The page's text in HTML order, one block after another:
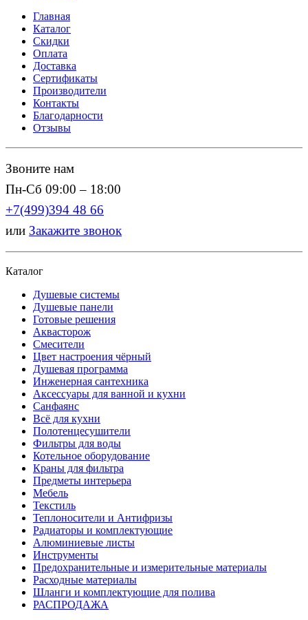
Главная
Каталог
Скидки
Оплата
Доставка
Сертификаты
Производители
Контакты
Благодарности
Отзывы
Звоните нам
Пн-Сб 09:00 – 18:00
+7(499)394 48 66
или Закажите звонок
Каталог
Душевые системы
Душевые панели
Готовые решения
Аквасторож
Смесители
Цвет настроения чёрный
Душевая программа
Инженерная сантехника
Аксессуары для ванной и кухни
Санфаянс
Всё для кухни
Полотенцесушители
Фильтры для воды
Котельное оборудование
Краны для фильтра
Предметы интерьера
Мебель
Текстиль
Теплоносители и Антифризы
Радиаторы и комплектующие
Алюминиевые листы
Инструменты
Предохранительные и измерительные материалы
Расходные материалы
Шланги и комплектующие для полива
РАСПРОДАЖА